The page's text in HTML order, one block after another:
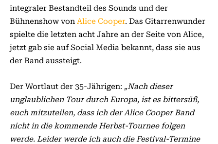
integraler Bestandteil des Sounds und der
Bühnenshow von Alice Cooper. Das Gitarrenwunder
spielte die letzten acht Jahre an der Seite von Alice,
jetzt gab sie auf Social Media bekannt, dass sie aus
der Band aussteigt.
Der Wortlaut der 35-Jährigen: „Nach dieser
unglaublichen Tour durch Europa, ist es bittersüß,
euch mitzuteilen, dass ich der Alice Cooper Band
nicht in die kommende Herbst-Tournee folgen
werde. Leider werde ich auch die Festival-Termine